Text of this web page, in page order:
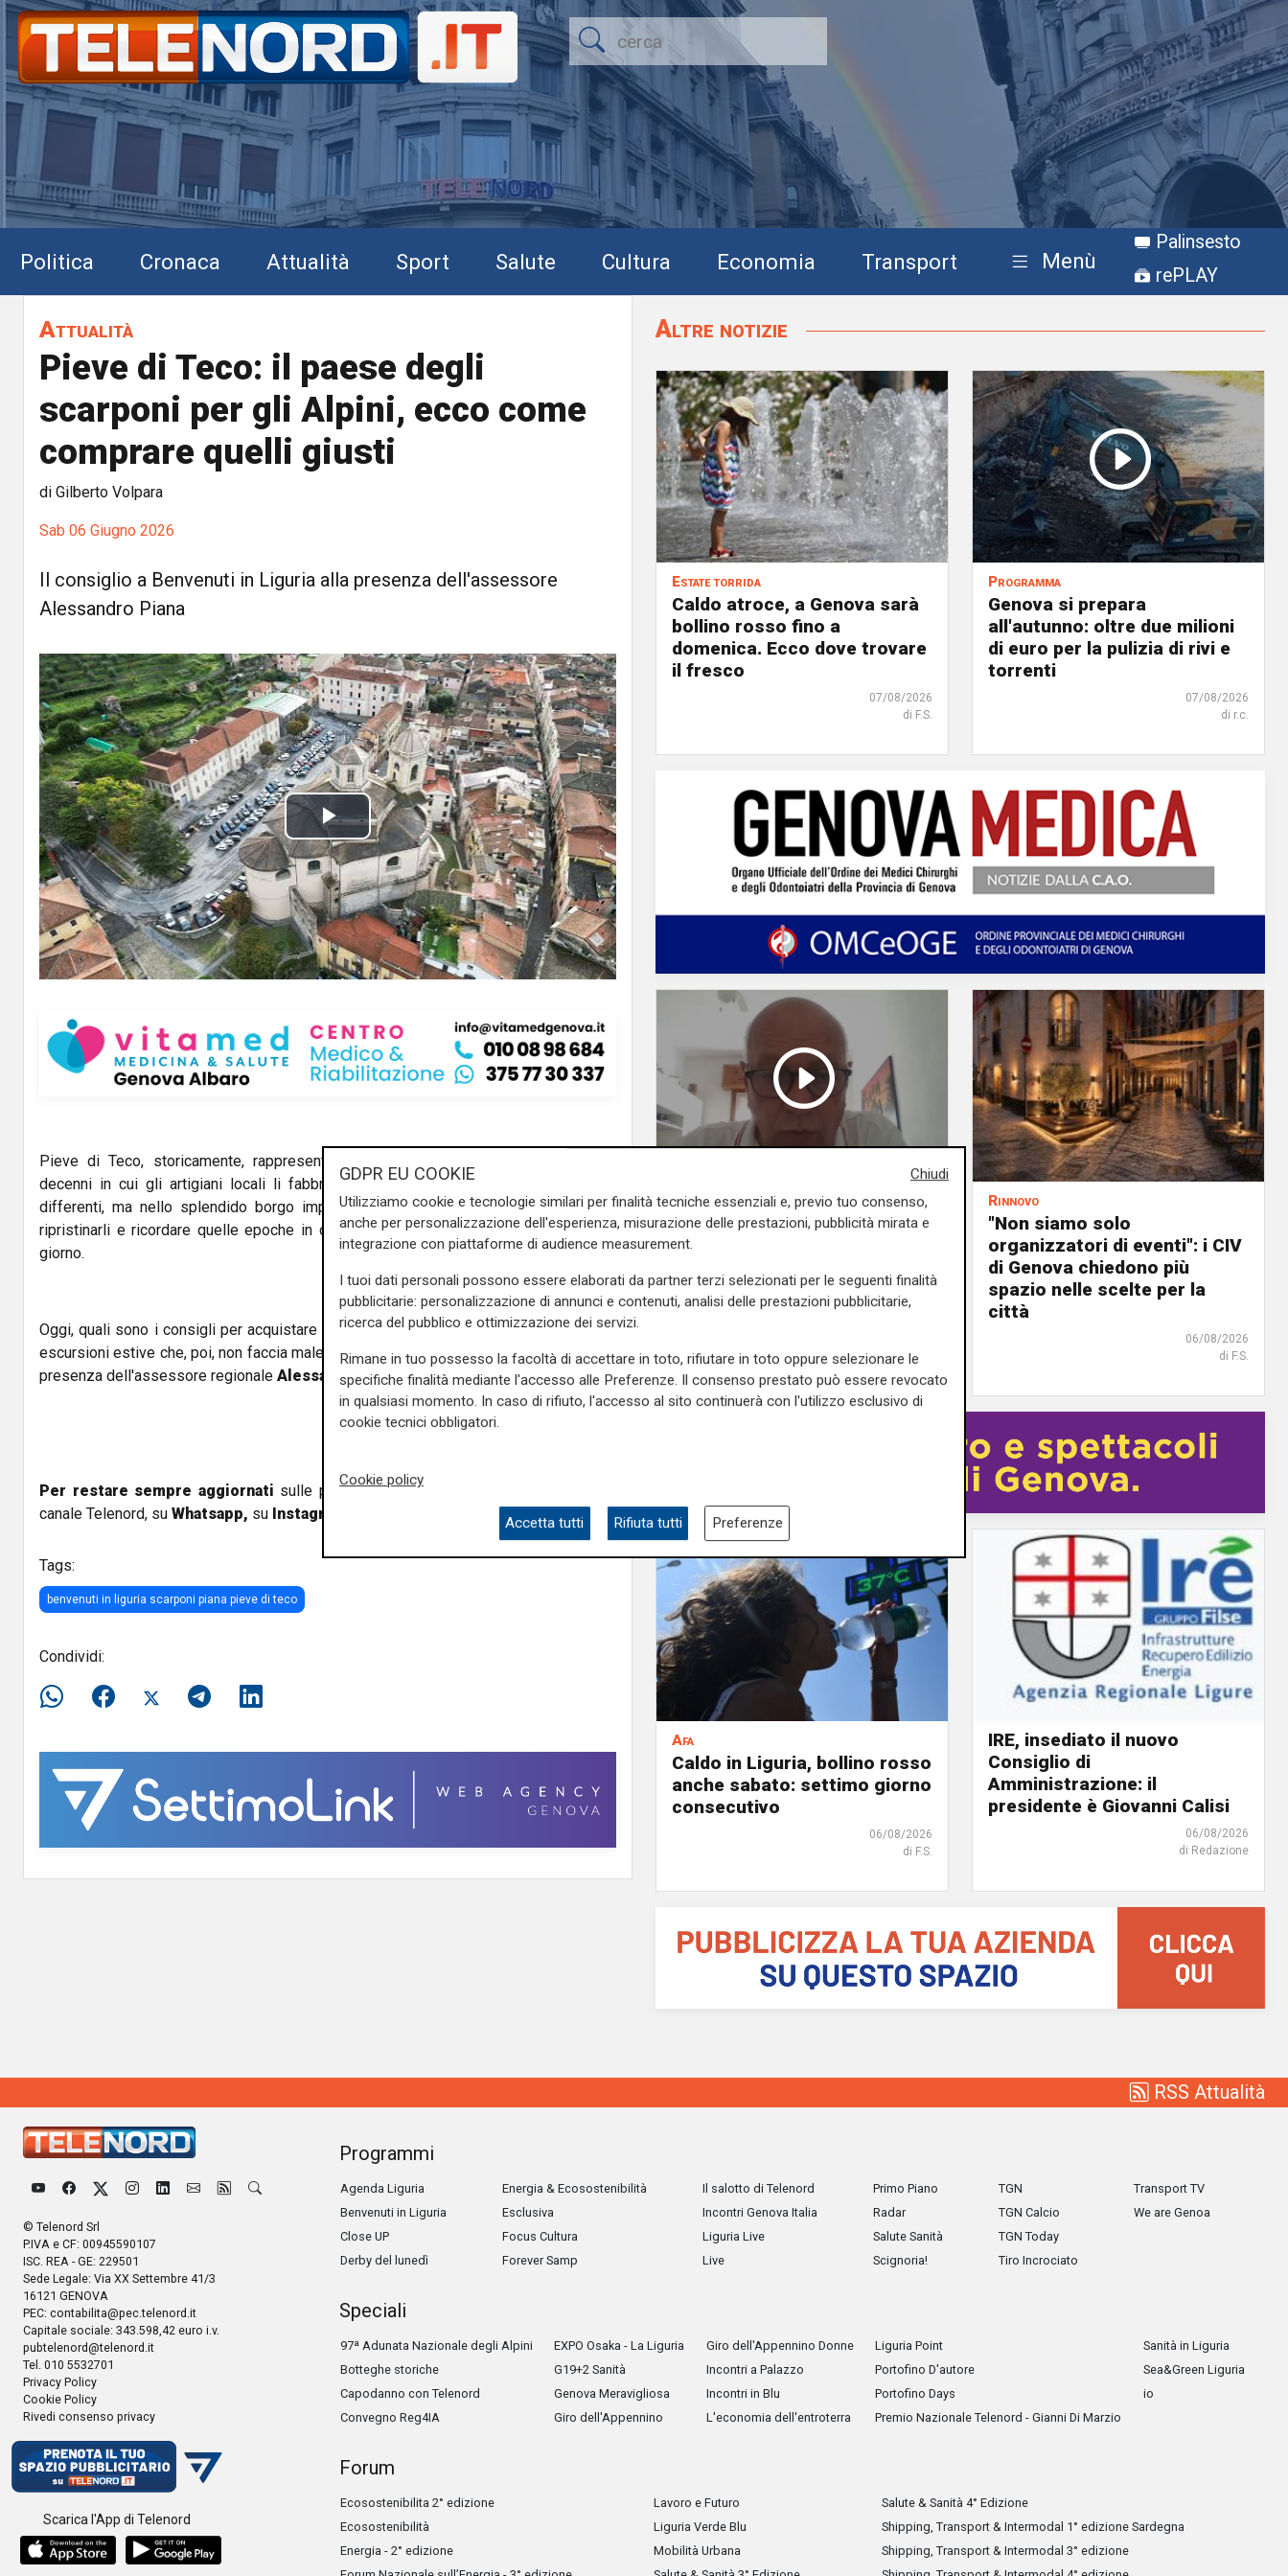
Politica Cronaca Attualità Sport Salute Cultura Economia Transport Menù
Palinsesto
rePLAY
Attualità
Pieve di Teco: il paese degli
scarponi per gli Alpini, ecco come
comprare quelli giusti
di Gilberto Volpara
Sab 06 Giugno 2026
Il consiglio a Benvenuti in Liguria alla presenza dell'assessore
Alessandro Piana
P
l
a
y
i
e
o
Pieve di Teco, storicamente, rappresenta il paese degli scarponi rimandando ai
decenni in cui gli artigiani locali li fabbricavano per gliAlpini.
differenti, ma nello splendido borgo imperiese c'è ancora un signore in grado di
ripristinarli e ricordare quelle epoche in cui i predecessori erano impegnati notte e
giorno.
Oggi, quali sono i consigli per acquistare uno scarpone da montagna alla vigilia delle
escursioni estive che, poi, non faccia male e si conservi a lungo? Ecco le risposte alla
presenza dell'assessore regionale Alessandro Piana .
Per restare sempre aggiornati sulle principali notizie sulla Liguria seguiteci sul
canale Telenord, su Whatsapp, su Instagram Facebook.
Tags:
benvenuti in liguria scarponi piana pieve di teco
Condividi:
Altre notizie
Estate torrida
Caldo atroce, a Genova sarà
bollino rosso fino a
domenica. Ecco dove trovare
il fresco
07/08/2026
di F.S.
Programma
Genova si prepara
all'autunno: oltre due milioni
di euro per la pulizia di rivi e
torrenti
07/08/2026
di r.c.
La posizione
Agitazione aziende in
subappalto Amt: la situazione
Anav
Rinnovo
"Non siamo solo
organizzatori di eventi": i CIV
di Genova chiedono più
spazio nelle scelte per la
città
06/08/2026
di F.S.
Afa
Caldo in Liguria, bollino rosso
anche sabato: settimo giorno
consecutivo
06/08/2026
di F.S.
IRE, insediato il nuovo
Consiglio di
Amministrazione: il
presidente è Giovanni Calisi
06/08/2026
di Redazione
RSS Attualità
© Telenord Srl
P.IVA e CF: 00945590107
ISC. REA - GE: 229501
Sede Legale: Via XX Settembre 41/3
16121 GENOVA
PEC: contabilita@pec.telenord.it
Capitale sociale: 343.598,42 euro i.v.
pubtelenord@telenord.it
Tel. 010 5532701
Privacy Policy
Cookie Policy
Rivedi consenso privacy
Scarica l'App di Telenord
Programmi
Agenda Liguria
Benvenuti in Liguria
Close UP
Derby del lunedì
Energia & Ecosostenibilità
Esclusiva
Focus Cultura
Forever Samp
Il salotto di Telenord
Incontri Genova Italia
Liguria Live
Live
Primo Piano
Radar
Salute Sanità
Scignoria!
TGN
TGN Calcio
TGN Today
Tiro Incrociato
Transport TV
We are Genoa
Speciali
97ª Adunata Nazionale degli Alpini
Botteghe storiche
Capodanno con Telenord
Convegno Reg4IA
EXPO Osaka - La Liguria
G19+2 Sanità
Genova Meravigliosa
Giro dell'Appennino
Giro dell'Appennino Donne
Incontri a Palazzo
Incontri in Blu
L'economia dell'entroterra
Liguria Point
Portofino D'autore
Portofino Days
Premio Nazionale Telenord - Gianni Di Marzio
Sanità in Liguria
Sea&Green Liguria
io
Forum
Ecosostenibilita 2° edizione
Ecosostenibilità
Energia - 2° edizione
Lavoro e Futuro
Liguria Verde Blu
Mobilità Urbana
Salute & Sanità 4° Edizione
Shipping, Transport & Intermodal 1° edizione Sardegna
Shipping, Transport & Intermodal 3° edizione
Chiudi
GDPR EU COOKIE
Utilizziamo cookie e tecnologie similari per finalità tecniche essenziali e, previo tuo consenso,
anche per personalizzazione dell'esperienza, misurazione delle prestazioni, pubblicità mirata e
integrazione con piattaforme di audience measurement.
I tuoi dati personali possono essere elaborati da partner terzi selezionati per le seguenti finalità
pubblicitarie: personalizzazione di annunci e contenuti, analisi delle prestazioni pubblicitarie,
ricerca del pubblico e ottimizzazione dei servizi.
Rimane in tuo possesso la facoltà di accettare in toto, rifiutare in toto oppure selezionare le
specifiche finalità mediante l'accesso alle Preferenze. Il consenso prestato può essere revocato
in qualsiasi momento. In caso di rifiuto, l'accesso al sito continuerà con l'utilizzo esclusivo di
cookie tecnici obbligatori.
Cookie policy
Accetta tutti Rifiuta tutti Preferenze